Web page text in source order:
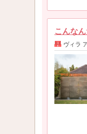
こんな
ヴィラ